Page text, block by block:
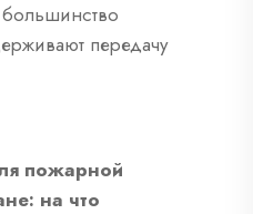
передачу
пожарной
на что